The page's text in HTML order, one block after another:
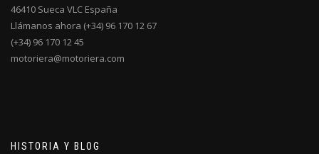
46410 Sueca VLC España
Llámanos ahora (+34) 96 170 12 67
(+34) 96 170 12 45
motoriera@motoriera.com
HISTORIA Y BLOG